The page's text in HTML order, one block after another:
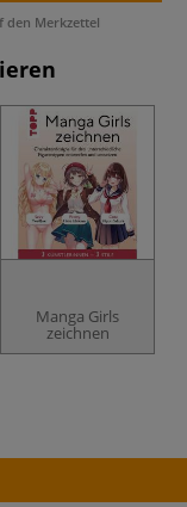
den Merkzettel
Manga Girls
zeichnen